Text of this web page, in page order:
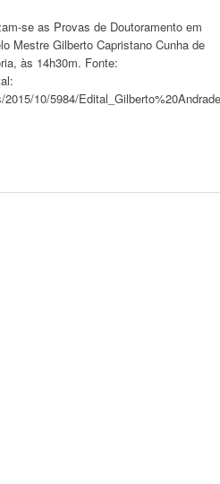
se as Provas de Doutoramento em
Mestre Gilberto Capristano Cunha de
às 14h30m. Fonte:
10/5984/